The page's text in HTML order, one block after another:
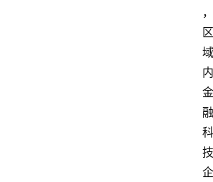
，
区
域
内
金
融
科
技
企